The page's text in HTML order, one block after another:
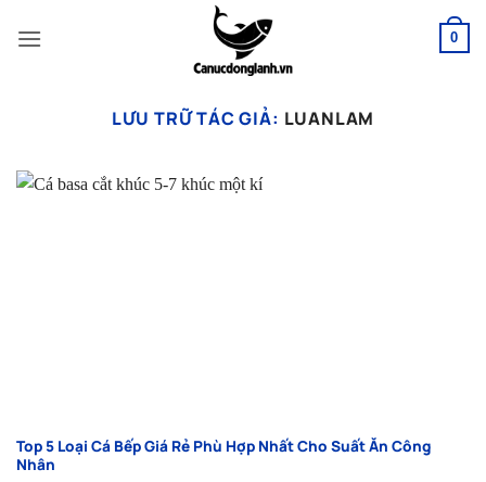
qua
0
LƯU TRỮ TÁC GIẢ: LUANLAM
Top 5 Loại Cá Bếp Giá Rẻ Phù Hợp Nhất Cho Suất Ăn Công
Nhân